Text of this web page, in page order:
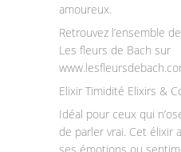
amoureux.
Retrouvez l’ensemble
Les fleurs de Bach sur
Elixir Timidité Elixirs &
Idéal pour ceux qui
de parler vrai. Cet élixir
ses émotions ou